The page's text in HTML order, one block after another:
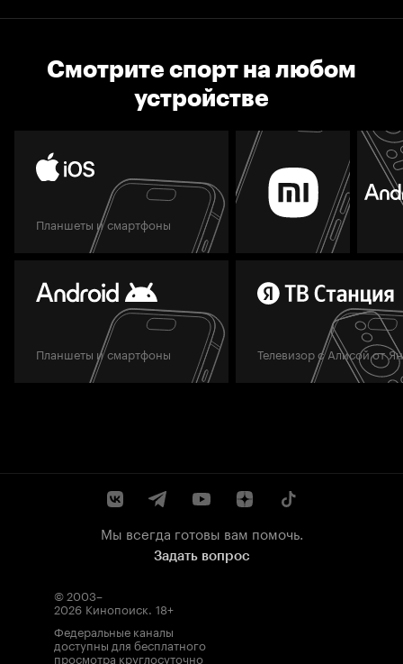
Смотрите спорт на любом
устройстве
Планшеты и смартфоны
Планшеты и смартфоны Телевизор с Алисой от
Мы всегда готовы вам помочь.
Задать вопрос
© 2003–
2026 Кинопоиск. 18+
Федеральные каналы
доступны для бесплатного
просмотра круглосуточно